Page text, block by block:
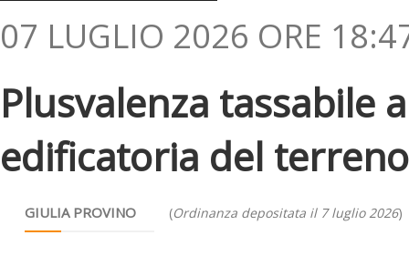
07 LUGLIO 2026 ORE
Plusvalenza tassabile
edificatoria del
GIULIA PROVINO (Ordinanza depositata il 7 luglio 2026)